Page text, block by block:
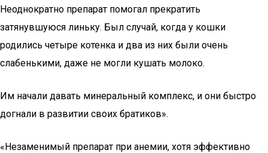
Неоднократно препарат помогал прекратить
затянувшуюся линьку. Был случай, когда у кошки
родились четыре котенка и два из них были очень
слабенькими, даже не могли кушать молоко.
Им начали давать минеральный комплекс, и они быстро
догнали в развитии своих братиков».
«Незаменимый препарат при анемии, хотя эффективно